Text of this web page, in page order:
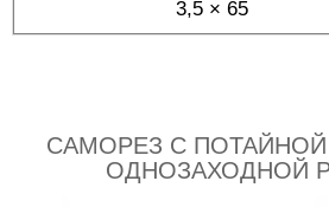
3,5 × 65
САМОРЕЗ С
ОДНОЗАХОДНОЙ